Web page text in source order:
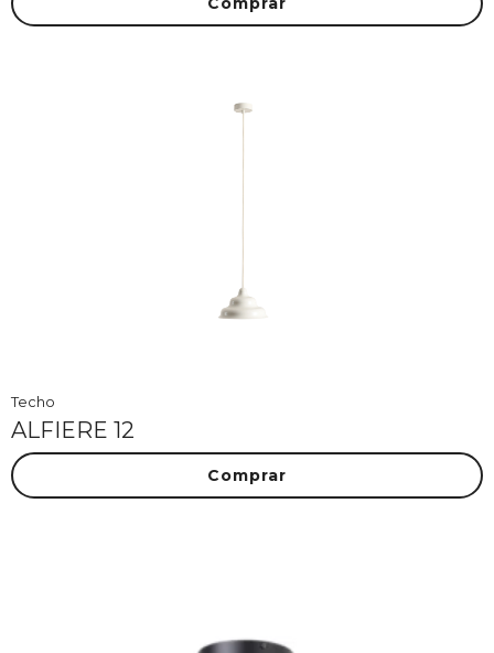
Techo
ALFIERE 12
Comprar